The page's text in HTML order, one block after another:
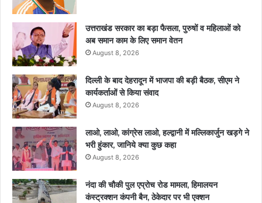
उत्तराखंड सरकार का बड़ा फैसला, पुरुषों व महिलाओं को
अब समान काम के लिए समान वेतन
August 8, 2026
दिल्ली के बाद देहरादून में भाजपा की बड़ी बैठक, सीएम ने
कार्यकर्ताओं से किया संवाद
August 8, 2026
लाओ, लाओ, कांग्रेस लाओ, हल्द्वानी में मल्लिकार्जुन खड़गे ने
भरी हुंकार, जानिये क्या कुछ कहा
August 8, 2026
नंदा की चौकी पुल एप्रोच रोड मामला, हिमालयन
कंस्ट्रक्शन कंपनी बैन, ठेकेदार पर भी एक्शन